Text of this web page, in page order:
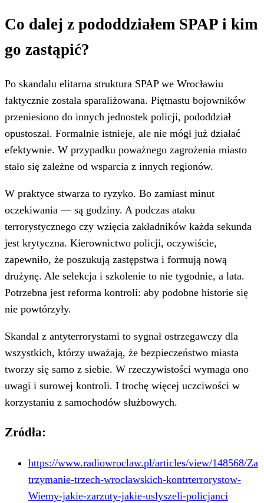
Co dalej z pododdziałem SPAP i kim
go zastąpić?
Po skandalu elitarna struktura SPAP we Wrocławiu
faktycznie została sparaliżowana. Piętnastu bojowników
przeniesiono do innych jednostek policji, pododdział
opustoszał. Formalnie istnieje, ale nie mógł już działać
efektywnie. W przypadku poważnego zagrożenia miasto
stało się zależne od wsparcia z innych regionów.
W praktyce stwarza to ryzyko. Bo zamiast minut
oczekiwania — są godziny. A podczas ataku
terrorystycznego czy wzięcia zakładników każda sekunda
jest krytyczna. Kierownictwo policji, oczywiście,
zapewniło, że poszukują zastępstwa i formują nową
drużynę. Ale selekcja i szkolenie to nie tygodnie, a lata.
Potrzebna jest reforma kontroli: aby podobne historie się
nie powtórzyły.
Skandal z antyterrorystami to sygnał ostrzegawczy dla
wszystkich, którzy uważają, że bezpieczeństwo miasta
tworzy się samo z siebie. W rzeczywistości wymaga ono
uwagi i surowej kontroli. I trochę więcej uczciwości w
korzystaniu z samochodów służbowych.
Zródła:
https://www.radiowroclaw.pl/articles/view/148568/Za
trzymanie-trzech-wroclawskich-kontrterrorystow-
Wiemy-jakie-zarzuty-jakie-uslyszeli-policjanci